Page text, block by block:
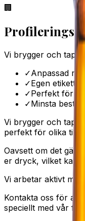
🏢
Profileringsöl
Vi brygger och
✓Anpassad
✓Egen etikett
✓Perfekt för
✓Minsta
Vi brygger och
perfekt för olika
Oavsett om det
er dryck, vilket kan
Vi arbetar aktivt
Kontakta oss för att
speciellt med vår